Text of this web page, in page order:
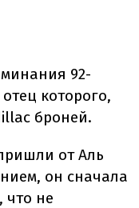
92-
которого,
броней.
от Аль
он сначала
что не